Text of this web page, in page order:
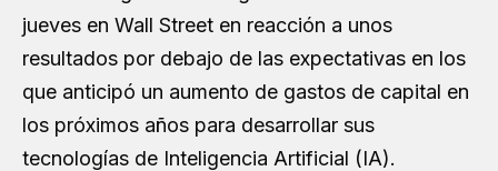
jueves en Wall Street en reacción a unos
resultados por debajo de las expectativas en los
que anticipó un aumento de gastos de capital en
los próximos años para desarrollar sus
tecnologías de Inteligencia Artificial (IA).